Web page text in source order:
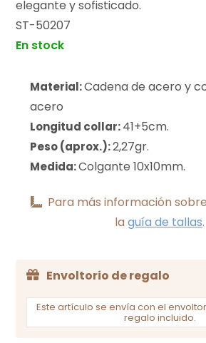
elegante y sofisticado.
ST-50207
En stock
Material:Cadena de acero y
acero
Longitud collar:41+5cm.
Peso (aprox.):2,27gr.
Medida:Colgante 10x10mm.
Para más información
laguía de tallas.
Envoltorio de regalo
Este artículo se envía con el
regalo incluido.